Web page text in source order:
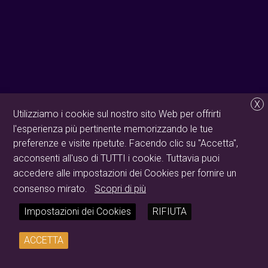
X
Utilizziamo i cookie sul nostro sito Web per offrirti
l'esperienza più pertinente memorizzando le tue
preferenze e visite ripetute. Facendo clic su "Accetta",
acconsenti all'uso di TUTTI i cookie. Tuttavia puoi
accedere alle impostazioni dei Cookies per fornire un
consenso mirato.
Scopri di più
Impostazioni dei Cookies
RIFIUTA
ACCETTA